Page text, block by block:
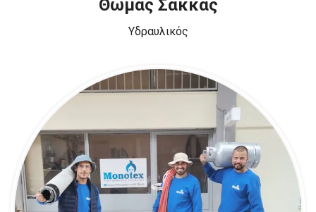
Θωμάς Σακκάς
Υδραυλικός